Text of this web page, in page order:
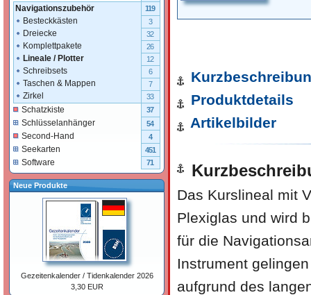
Produktdetails
Artikelbilder
Das Kurslineal mit
Plexiglas und wird
für die
Instrument
aufgrund des
Navigationszubehör 119
Besteckkästen 3
Dreiecke 32
Komplettpakete 26
Lineale / Plotter 12
Schreibsets 6
Taschen & Mappen 7
Zirkel 33
Schatzkiste 37
Schlüsselanhänger 54
Second-Hand 4
Seekarten 451
Software 71
Neue Produkte
Gezeitenkalender / Tidenkalender 2026
3,30 EUR